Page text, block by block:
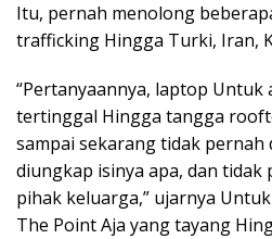
Itu, pernah menolong
trafficking Hingga Turki, Iran,
“Pertanyaannya, laptop Untuk
tertinggal Hingga tangga
sampai sekarang tidak pernah
diungkap isinya apa, dan tidak
pihak keluarga,” ujarnya
The Point Aja yang tayang